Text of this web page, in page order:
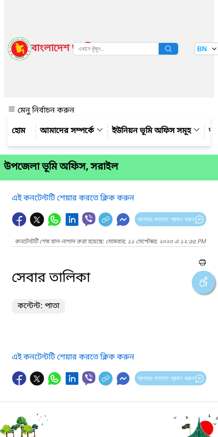
বাংলাদেশ জাতীয় তথ্য বাতায়ন BN
মেনু নির্বাচন করুন
আমাদের সম্পর্কে
ইউনিয়ন ভূমি অফিস সমূহ
উপজেলা ভূমি অফিস, সরাইল
এই কনটেন্টটি শেয়ার করতে ক্লিক করুন
আপনার মতামত প্রদান করুন
কনটেন্টটি শেষ হাল-নাগাদ করা হয়েছে: সোমবার, ১১ সেপ্টেম্বর, ২০২৩ এ ১২:৫৫ PM
সেবার তালিকা
কন্টেন্ট: পাতা
এই কনটেন্টটি শেয়ার করতে ক্লিক করুন
আপনার মতামত প্রদান করুন